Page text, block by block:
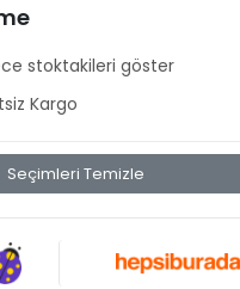
stoktakileri göster
Kargo
Seçimleri Temizle